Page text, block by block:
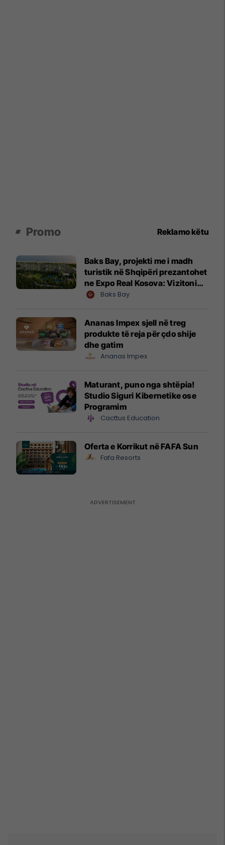
Promo Reklamo këtu
Baks Bay, projekti me i madh
turistik në Shqipëri prezantohet
ne Expo Real Kosova: Vizitoni
shtandin dhe zbuloni
Baks Bay
Ananas Impex sjell në treg
produkte të reja për çdo shije
dhe gatim
Ananas Impex
Maturant, puno nga shtëpia!
Studio Siguri Kibernetike ose
Programim
Cacttus Education
Oferta e Korrikut në FAFA Sun
Fafa Resorts